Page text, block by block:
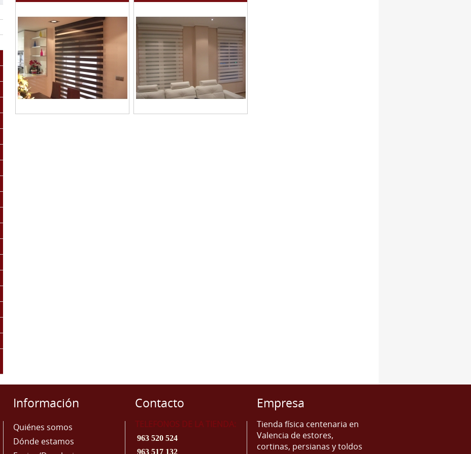
Información
Quiénes somos
Dónde estamos
Contacto
TELEFONOS DE LA TIENDA:
963 520 524
963 517 132
Empresa
Tienda física centenaria en
Valencia de estores,
cortinas, persianas y toldos